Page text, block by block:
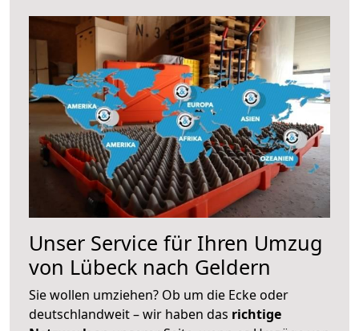
Unser Service für Ihren Umzug
von Lübeck nach Geldern
Sie wollen umziehen? Ob um die Ecke oder
deutschlandweit – wir haben das richtige